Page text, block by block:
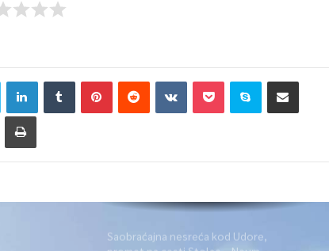
Saobraćajna nesreća kod Udore,